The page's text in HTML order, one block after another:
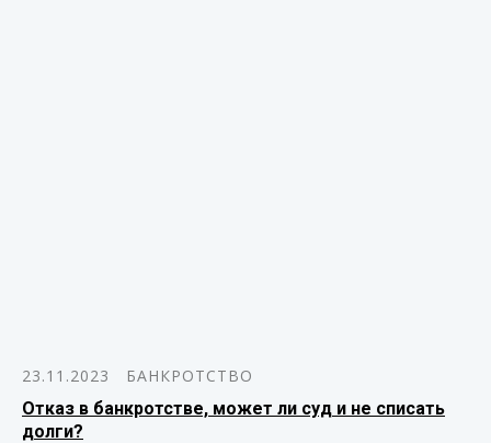
23.11.2023
БАНКРОТСТВО
Отказ в банкротстве, может ли суд и не списать
долги?